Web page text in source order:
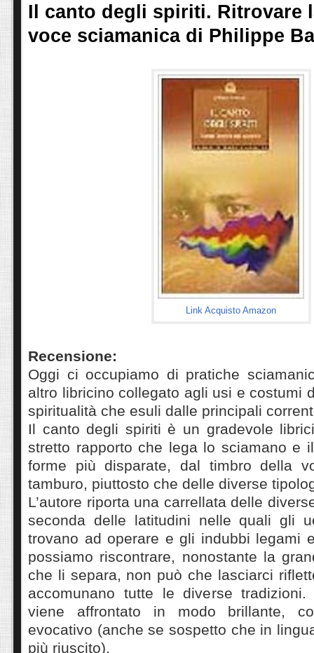
Il canto degli spiriti. Ritrovare
voce sciamanica di Philippe
Link Acquisto Amazon
Recensione:
Oggi ci occupiamo di pratiche
altro libricino collegato agli usi e costumi
spiritualità che esuli dalle principali
Il canto degli spiriti è un gradevole
stretto rapporto che lega lo sciamano e
forme più disparate, dal timbro della
tamburo, piuttosto che delle diverse
L’autore riporta una carrellata delle
seconda delle latitudini nelle quali gli
trovano ad operare e gli indubbi legami
possiamo riscontrare, nonostante la
che li separa, non può che lasciarci
accomunano tutte le diverse tradizioni.
viene affrontato in modo brillante,
evocativo (anche se sospetto che in
più riuscito).